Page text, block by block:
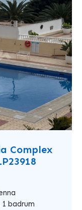
Complex
badrum